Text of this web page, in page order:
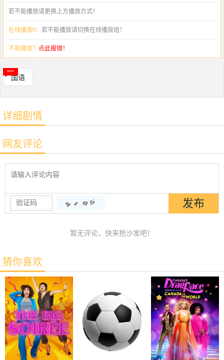
若不能播放请更换上方播放方式！
在线播放9： 若不能播放请切换在线播放组！
不能播放？ 点此报错！
国语
详细剧情
网友评论
暂无评论，快来抢沙发吧！
猜你喜欢